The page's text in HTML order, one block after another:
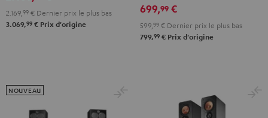
DT
500
DT
500
2.169, 99 € Dernier prix le plus bas
3.069,99 € Prix d'origine
2/NEO
Backpack
Noir
699,99 €
599, 99 € Dernier prix le plus bas
799,99 € Prix d'origine
NOUVEAU